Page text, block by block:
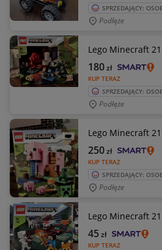
SPRZEDAJĄCY:
Podłęże
Lego Minecraft
KUP TERAZ
180zł
SPRZEDAJĄCY:
Podłęże
Lego Minecraft
KUP TERAZ
250zł
SPRZEDAJĄCY:
Podłęże
Lego Minecraft
KUP TERAZ
45zł